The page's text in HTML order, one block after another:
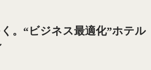
。“ビジネス最適化”ホテル